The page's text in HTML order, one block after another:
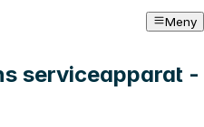
Meny
serviceapparat -